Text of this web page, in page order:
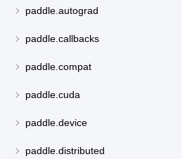
paddle.autograd
paddle.callbacks
paddle.compat
paddle.cuda
paddle.device
paddle.distributed